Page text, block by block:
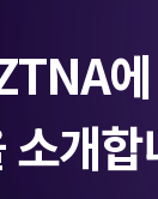
에
소개